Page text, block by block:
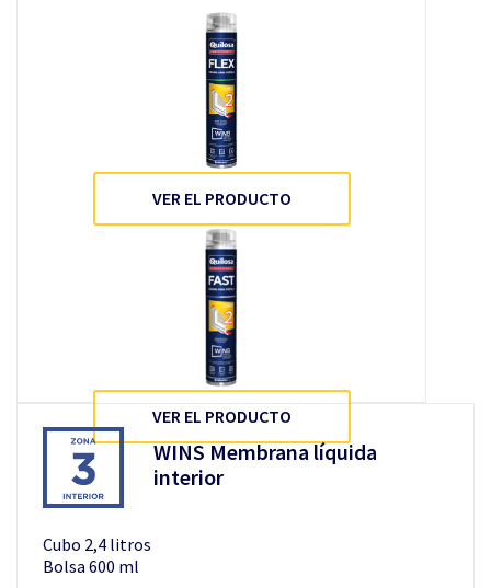
VER EL PRODUCTO
VER EL PRODUCTO
WINS Membrana líquida
interior
Cubo 2,4 litros
Bolsa 600 ml